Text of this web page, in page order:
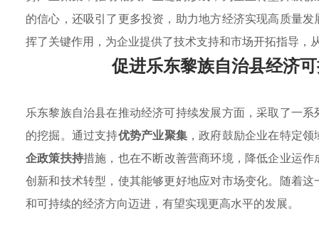
的信心，还吸引了更多投资，助力地方经济实现高质量
挥了关键作用，为企业提供了技术支持和市场开拓指导，
促进乐东黎族自治县经济
乐东黎族自治县在推动经济可持续发展方面，采取了一系
的挖掘。通过支持优势产业聚集，政府鼓励企业在特定
企政策扶持措施，也在不断改善营商环境，降低企业运
创新和技术转型，使其能够更好地应对市场变化。随着
和可持续的经济方向迈进，有望实现更高水平的发展。